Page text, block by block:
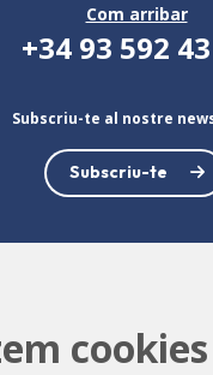
Com arribar
+34 93 592
Subscriu-te al nostre
Subscriu-te
cookies